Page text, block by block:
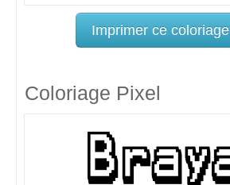
Imprimer ce coloriage
Coloriage Pixel